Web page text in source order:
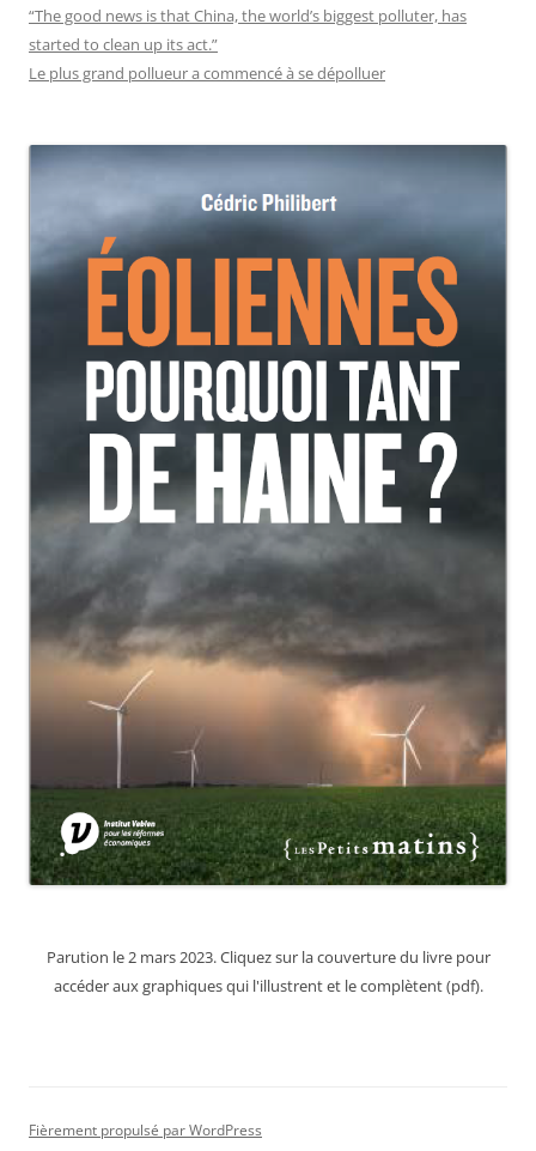
“The good news is that China, the world’s biggest polluter, has
started to clean up its act.”
Le plus grand pollueur a commencé à se dépolluer
Parution le 2 mars 2023. Cliquez sur la couverture du livre pour
accéder aux graphiques qui l'illustrent et le complètent (pdf).
Fièrement propulsé par WordPress